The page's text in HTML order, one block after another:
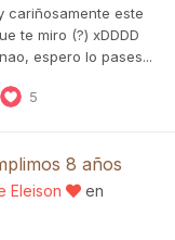
cariñosamente este
te miro (?) xDDDD
espero lo pases...
5
8 años
Eleison en